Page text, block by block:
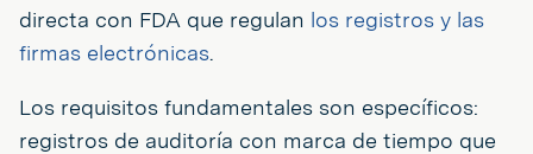
directa con FDA que regulan los registros y las
firmas electrónicas.
Los requisitos fundamentales son específicos:
registros de auditoría con marca de tiempo que